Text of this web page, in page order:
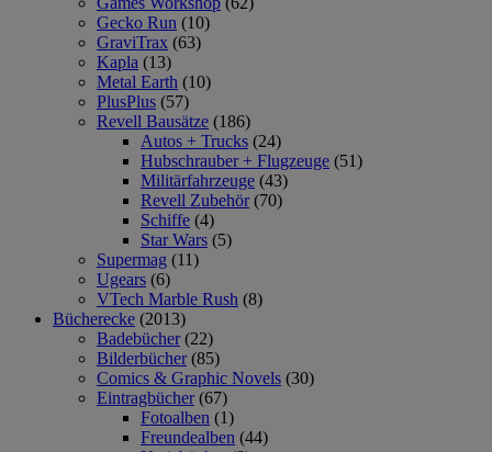
Gecko Run (10)
GraviTrax (63)
Kapla (13)
Metal Earth (10)
PlusPlus (57)
Revell Bausätze (186)
Autos + Trucks (24)
Hubschrauber + Flugzeuge (51)
Militärfahrzeuge (43)
Revell Zubehör (70)
Schiffe (4)
Star Wars (5)
Supermag (11)
Ugears (6)
VTech Marble Rush (8)
Bücherecke (2013)
Badebücher (22)
Bilderbücher (85)
Comics & Graphic Novels (30)
Eintragbücher (67)
Fotoalben (1)
Freundealben (44)